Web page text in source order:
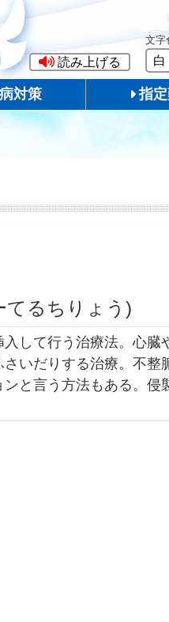
文字
白
読み上げる
対策 指
てるちりょう)
して行う治療法。心
いだりする治療。不
と言う方法もある。侵